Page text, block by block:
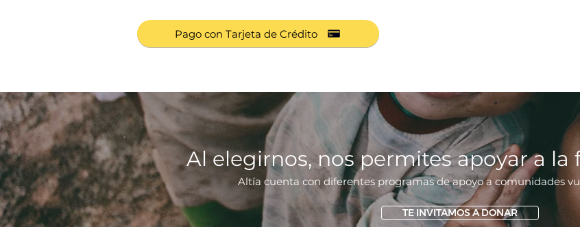
Pago con Tarjeta de Crédito
Al elegirnos, nos permites apoyar a la
Altía cuenta con diferentes programas de apoyo a comunidades vu
TE INVITAMOS A DONAR